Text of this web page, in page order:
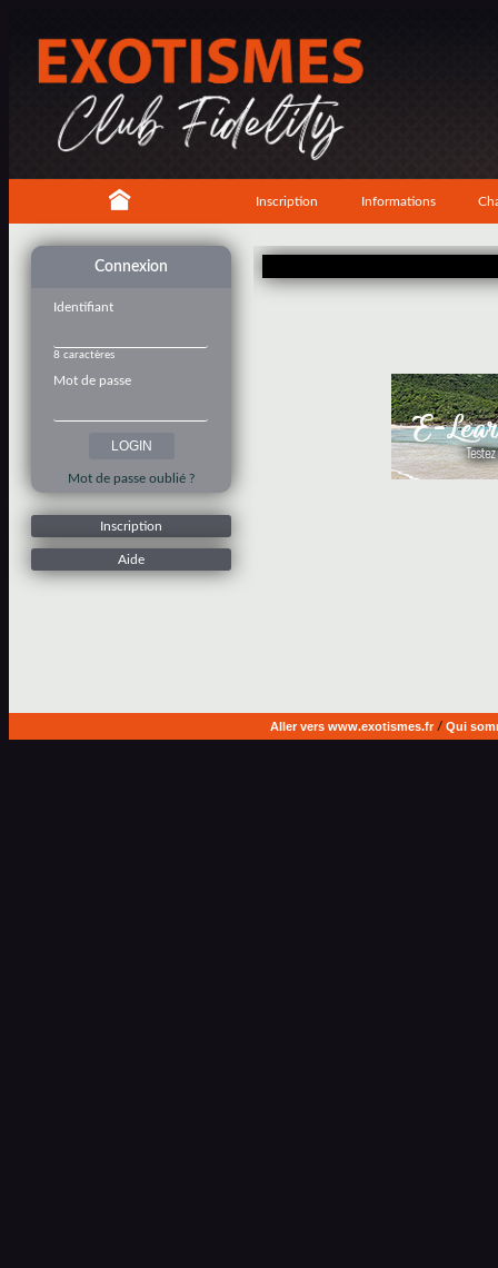
Inscription Informations
Connexion
Identifiant
8 caractères
Mot de passe
Mot de passe oublié ?
Inscription
Aide
Aller vers www.exotismes.fr/ Qui